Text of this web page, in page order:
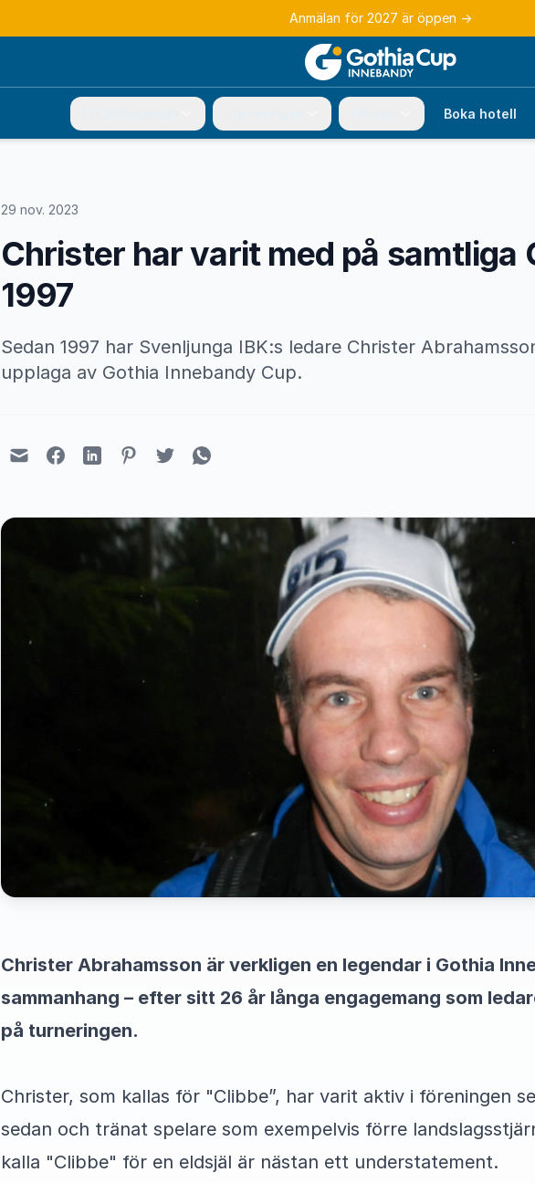
Anmälan för 2027 är öppen →
Boka hotell
29 nov. 2023
Christer har varit med på samtliga
1997
Sedan 1997 har Svenljunga IBK:s ledare Christer
upplaga av Gothia Innebandy Cup.
Christer Abrahamsson är verkligen en legendar i Gothia
sammanhang – efter sitt 26 år långa engagemang som
på turneringen.
Christer, som kallas för "Clibbe”, har varit aktiv i föreningen
sedan och tränat spelare som exempelvis förre
kalla "Clibbe" för en eldsjäl är nästan ett understatement.